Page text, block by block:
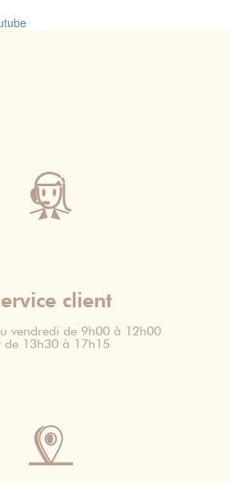
client
vendredi de 9h00 à 12h00
de 13h30 à 17h15